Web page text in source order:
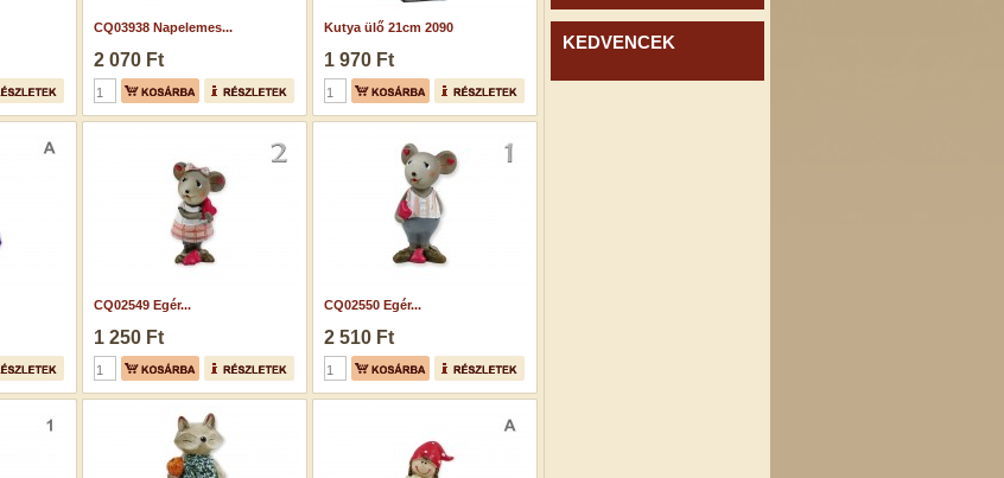
CQ03938 Napelemes...
2 070 Ft
Kutya ülő 21cm 2090
1 970 Ft
CQ02549 Egér...
1 250 Ft
CQ02550 Egér...
2 510 Ft
KEDVENCEK